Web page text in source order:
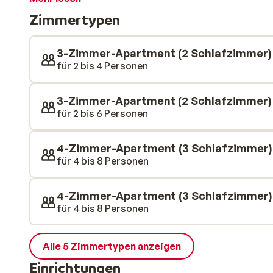
Dampfbad, einen beheizten Innenpool und einen
Zimmertypen
3-Zimmer-Apartment (2 Schlafzimmer)
für 2 bis 4 Personen
3-Zimmer-Apartment (2 Schlafzimmer)
für 2 bis 6 Personen
4-Zimmer-Apartment (3 Schlafzimmer)
für 4 bis 8 Personen
4-Zimmer-Apartment (3 Schlafzimmer)
für 4 bis 8 Personen
Alle 5 Zimmertypen anzeigen
Einrichtungen